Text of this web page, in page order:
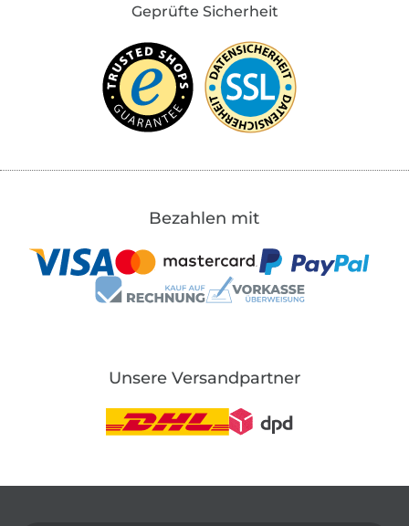
Geprüfte Sicherheit
Bezahlen mit
Unsere Versandpartner